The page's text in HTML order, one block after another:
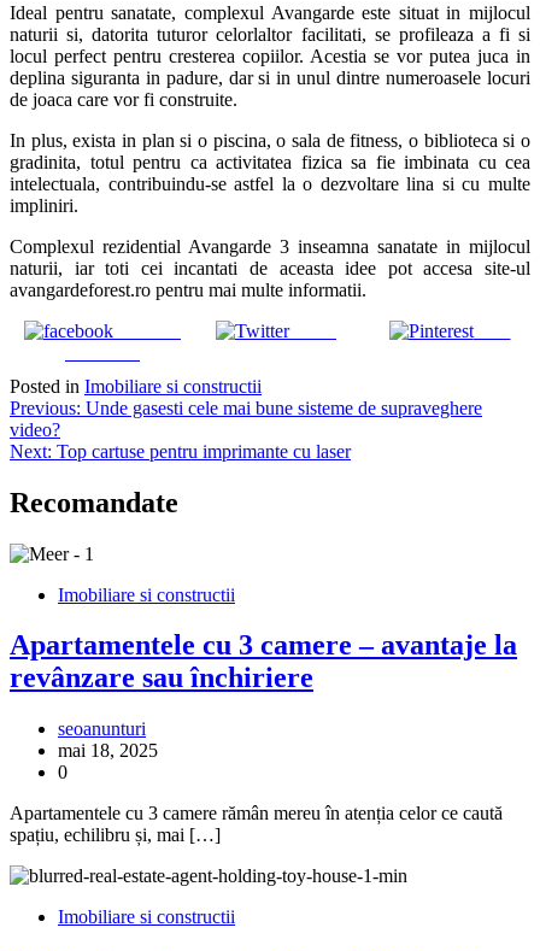
Ideal pentru sanatate, complexul Avangarde este situat in mijlocul
naturii si, datorita tuturor celorlaltor facilitati, se profileaza a fi si
locul perfect pentru cresterea copiilor. Acestia se vor putea juca in
deplina siguranta in padure, dar si in unul dintre numeroasele locuri
de joaca care vor fi construite.
In plus, exista in plan si o piscina, o sala de fitness, o biblioteca si o
gradinita, totul pentru ca activitatea fizica sa fie imbinata cu cea
intelectuala, contribuindu-se astfel la o dezvoltare lina si cu multe
impliniri.
Complexul rezidential Avangarde 3 inseamna sanatate in mijlocul
naturii, iar toti cei incantati de aceasta idee pot accesa site-ul
avangardeforest.ro pentru mai multe informatii.
Tweet Save
Posted in Imobiliare si constructii
Navigare
în
Previous: Unde gasesti cele mai bune sisteme de supraveghere
video?
Next: Top cartuse pentru imprimante cu laser
Recomandate
Imobiliare si constructii
Apartamentele cu 3 camere – avantaje la
revânzare sau închiriere
seoanunturi
mai 18, 2025
0
Apartamentele cu 3 camere rămân mereu în atenția celor ce caută
spațiu, echilibru și, mai […]
Imobiliare si constructii